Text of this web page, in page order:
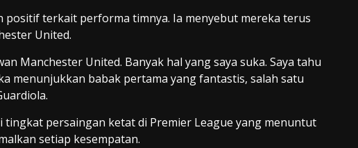
positif terkait performa timnya. Ia menyebut mereka terus
United.
Manchester United. Banyak hal yang saya suka. Saya tahu
menunjukkan babak pertama yang fantastis, salah satu
tingkat persaingan ketat di Premier League yang menuntut
setiap kesempatan.